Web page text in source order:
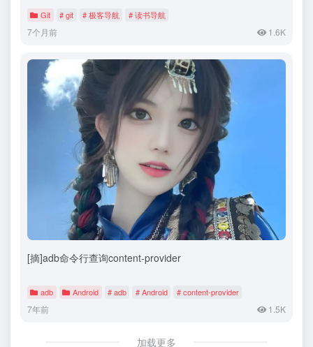
Git # git # 极客导航 # 读书导航
7个月前 1.6K
[摘]adb命令行查询content-provider
adb Android # adb # Android # content-provider
7年前 1.5K
加载更多